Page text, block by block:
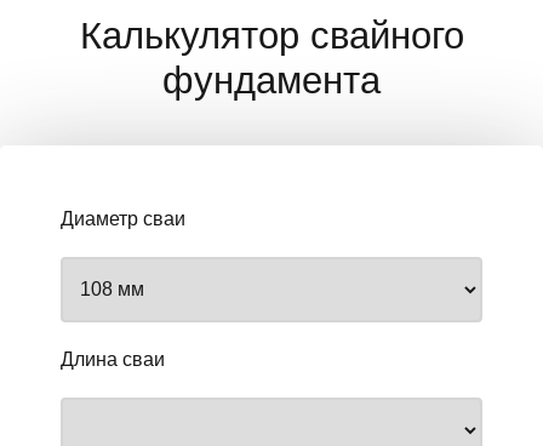
Калькулятор свайного
фундамента
Диаметр сваи
Длина сваи